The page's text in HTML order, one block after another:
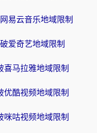
易云音乐地域限制
爱奇艺地域限制
喜马拉雅地域限制
优酷视频地域限制
咪咕视频地域限制